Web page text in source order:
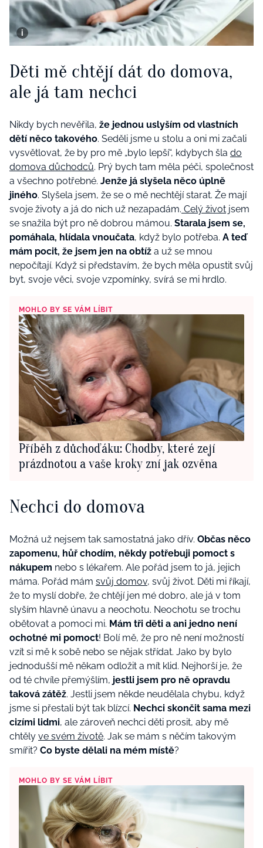
Děti mě chtějí dát do domova,
ale já tam nechci
Nikdy bych nevěřila, že jednou uslyším od vlastních
dětí něco takového. Seděli jsme u stolu a oni mi začali
vysvětlovat, že by pro mě „bylo lepší“, kdybych šla do
domova důchodců. Prý bych tam měla péči, společnost
a všechno potřebné. Jenže já slyšela něco úplně
jiného. Slyšela jsem, že se o mě nechtějí starat. Že mají
svoje životy a já do nich už nezapadám. Celý život jsem
se snažila být pro ně dobrou mámou. Starala jsem se,
pomáhala, hlídala vnoučata, když bylo potřeba. A teď
mám pocit, že jsem jen na obtíž a už se mnou
nepočítají. Když si představím, že bych měla opustit svůj
byt, svoje věci, svoje vzpomínky, svírá se mi hrdlo.
MOHLO BY SE VÁM LÍBIT
Příběh z důchoďáku: Chodby, které zejí
prázdnotou a vaše kroky zní jak ozvěna
Nechci do domova
Možná už nejsem tak samostatná jako dřív. Občas něco
zapomenu, hůř chodím, někdy potřebuji pomoct s
nákupem nebo s lékařem. Ale pořád jsem to já, jejich
máma. Pořád mám svůj domov, svůj život. Děti mi říkají,
že to myslí dobře, že chtějí jen mé dobro, ale já v tom
slyším hlavně únavu a neochotu. Neochotu se trochu
obětovat a pomoci mi. Mám tři děti a ani jedno není
ochotné mi pomoct! Bolí mě, že pro ně není možností
vzít si mě k sobě nebo se nějak střídat. Jako by bylo
jednodušší mě někam odložit a mít klid. Nejhorší je, že
od té chvíle přemýšlím, jestli jsem pro ně opravdu
taková zátěž. Jestli jsem někde neudělala chybu, když
jsme si přestali být tak blízcí. Nechci skončit sama mezi
cizími lidmi, ale zároveň nechci děti prosit, aby mě
chtěly ve svém životě. Jak se mám s něčím takovým
smířit? Co byste dělali na mém místě?
MOHLO BY SE VÁM LÍBIT